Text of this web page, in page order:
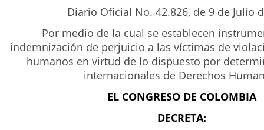
Diario Oficial No. 42.826, de 9 de Julio
Por medio de la cual se establecen
indemnización de perjuicio a las víctimas de
humanos en virtud de lo dispuesto por
internacionales de Derechos
EL CONGRESO DE COLOMBIA
DECRETA: